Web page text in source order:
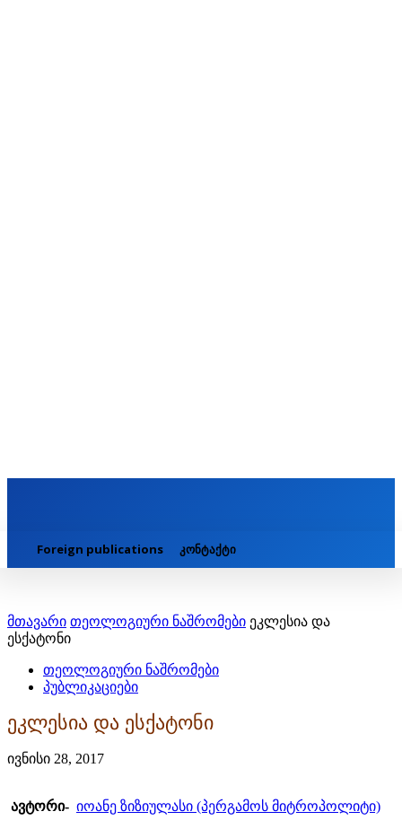
Foreign publications კონტაქტი
მთავარი თეოლოგიური ნაშრომები ეკლესია და
ესქატონი
თეოლოგიური ნაშრომები
პუბლიკაციები
ეკლესია და ესქატონი
ივნისი 28, 2017
ავტორი- იოანე ზიზიულასი (პერგამოს მიტროპოლიტი)